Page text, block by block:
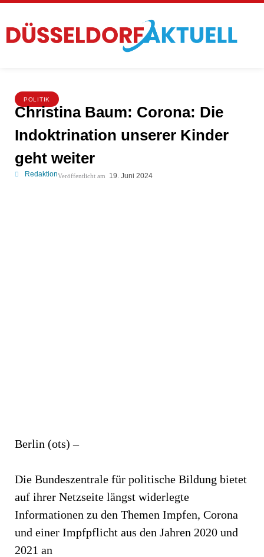
POLITIK
Christina Baum: Corona: Die
Indoktrination unserer Kinder
geht weiter
RedaktionVeröffentlicht am 19. Juni 2024
Berlin (ots) –
Die Bundeszentrale für politische Bildung bietet
auf ihrer Netzseite längst widerlegte
Informationen zu den Themen Impfen, Corona
und einer Impfpflicht aus den Jahren 2020 und
2021 an